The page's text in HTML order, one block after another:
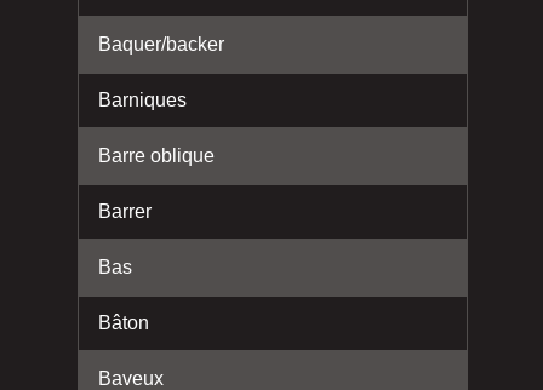
Baquer/backer
Barniques
Barre oblique
Barrer
Bas
Bâton
Baveux